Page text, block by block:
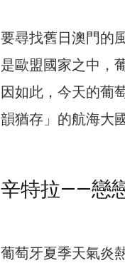
要尋找舊日澳門的
是歐盟國家之中，
因如此，今天的葡
韻猶存」的航海大
辛特拉——戀
葡萄牙夏季天氣炎